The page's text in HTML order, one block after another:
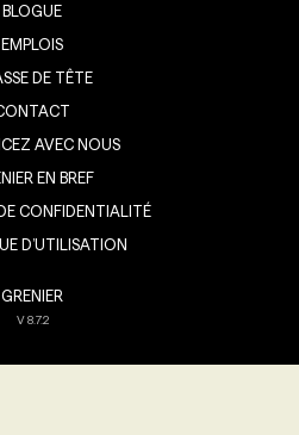
BLOGUE
EMPLOIS
DE TÊTE
AVEC NOUS
EN BREF
CONFIDENTIALITÉ
D’UTILISATION
GRENIER
V8.7.2